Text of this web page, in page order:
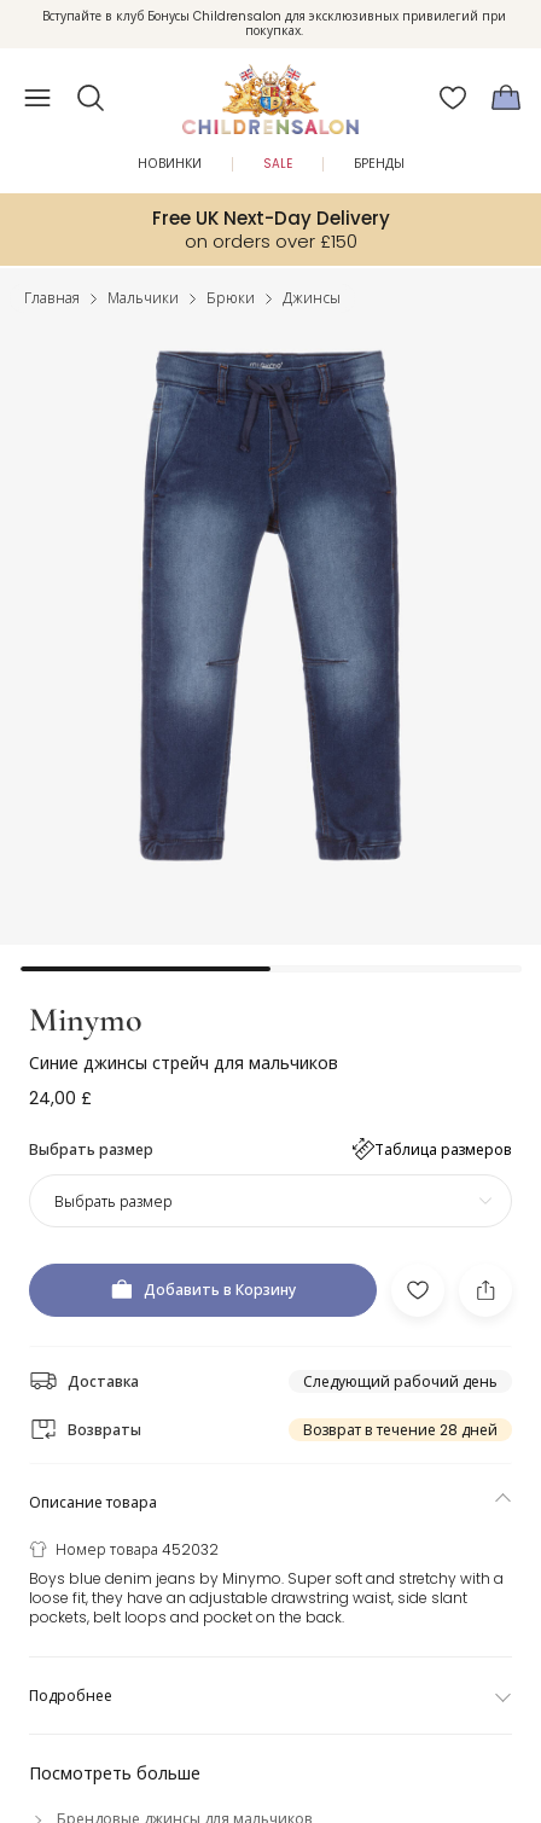
Enjoy 10% off your first order as a little welcome gift. Sign up here.
Вступайте в клуб Бонусы Childrensalon для эксклюзивных привилегий при
покупках.
Free UK Next-Day Delivery
on orders over £150
НОВИНКИ SALE БРЕНДЫ
Главная Мальчики Брюки Джинсы
Minymo
Синие джинсы стрейч для мальчиков
24,00 £
Выбрать размер Таблица размеров
Выбрать размер
Добавить в Корзину
Доставка Следующий рабочий день
Возвраты Возврат в течение 28 дней
Посмотреть больше
Брендовые джинсы для мальчиков
Описание товара
Номер товара 452032
Boys blue denim jeans by Minymo. Super soft and stretchy with a
loose fit, they have an adjustable drawstring waist, side slant
pockets, belt loops and pocket on the back.
Подробнее